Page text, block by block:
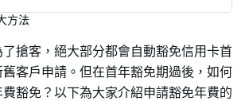
方法
搶客，絕大部分都會自動豁免信用卡首
客戶申請。但在首年豁免期過後，如何
豁免？以下為大家介紹申請豁免年費的